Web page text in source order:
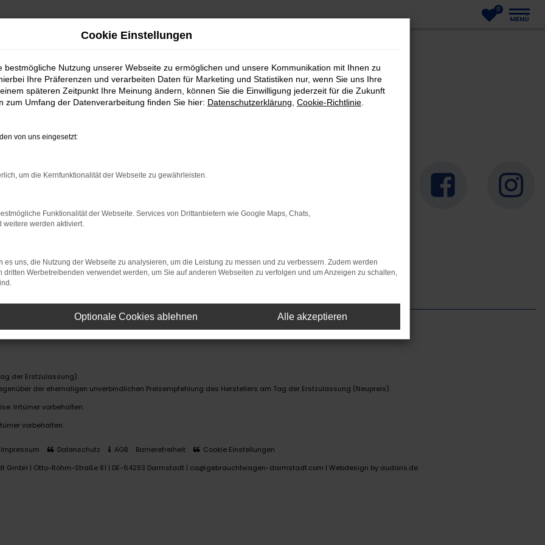
0
MENÜ
der Erstzulassung).
der ehemaligen unverbindlichen Preisempfehlung des Herstellers am Tag der Erstzulassung (Neupreis).
Irrtümer vorbehalten.
vorbehalten.
Impressum Datenschutz AGB Barrierefreiheit
Cookie Einstellungen
GmbH | Otto-Röhm-Straße 81 | DE-64293 Darmstadt | ca@gebrauchtwagen-darmstadt.com | Webdesign by audaris.de
Cookie Einstellungen
bestmögliche Nutzung unserer Webseite zu ermöglichen und unsere Kommunikation mit Ihnen zu
Ihre Präferenzen und verarbeiten Daten für Marketing und Statistiken nur, wenn Sie uns Ihre
späteren Zeitpunkt Ihre Meinung ändern, können Sie die Einwilligung jederzeit für die Zukunft
zum Umfang der Datenverarbeitung finden Sie hier: Datenschutzerklärung Cookie-Richtlinie
von uns eingesetzt:
um die Kernfunktionalität der Webseite zu gewährleisten.
Funktionalität der Webseite. Services von Drittanbietern wie Google Maps, Chats,
weitere werden aktiviert.
es uns, die Nutzung der Webseite zu analysieren, um die Leistung zu messen und zu verbessern. Zudem werden
dritten Werbetreibenden verwendet werden, um Sie auf anderen Webseiten zu verfolgen und um Anzeigen zu schalten,
Optionale Cookies ablehnen Alle akzeptieren